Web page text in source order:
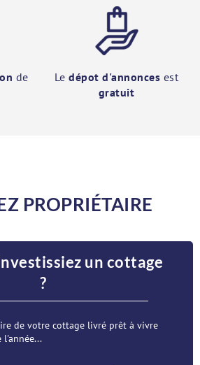
de
Ledépot d'annonces est
gratuit
PROPRIÉTAIRE
un cottage
?
de votre cottage livré prêt à vivre
l'année...